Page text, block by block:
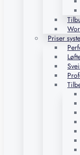
Priser